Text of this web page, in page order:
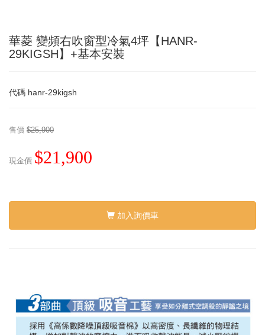
華菱 變頻右吹窗型冷氣4坪【HANR-
29KIGSH】+基本安裝
代碼 hanr-29kigsh
售價 $25,900
現金價 $21,900
加入詢價車